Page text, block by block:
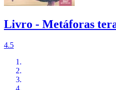
Livro - Metáforas
4.5